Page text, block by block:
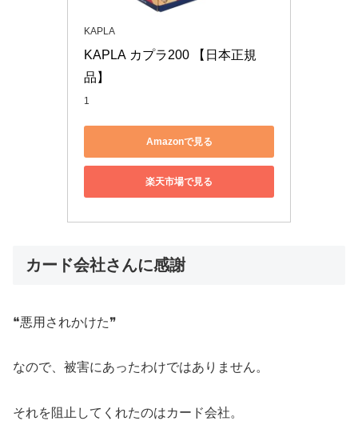
KAPLA
KAPLA カプラ200 【日本正規
品】
1
Amazonで見る
楽天市場で見る
カード会社さんに感謝
❝悪用されかけた❞
なので、被害にあったわけではありません。
それを阻止してくれたのはカード会社。